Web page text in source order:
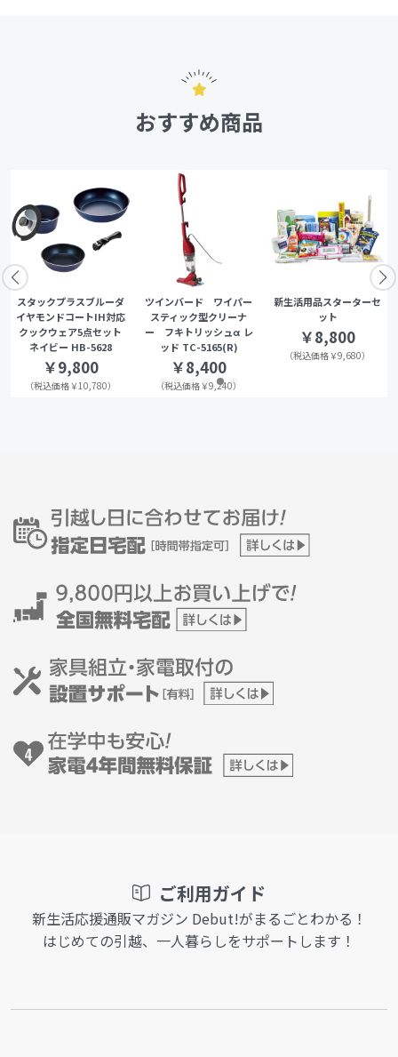
おすすめ商品
スタックプラスブルーダ
イヤモンドコートIH対応
クックウェア5点セット
ネイビー HB-5628
￥9,800
（税込価格￥10,780）
ツインバード ワイパー
スティック型クリーナ
ー フキトリッシュα レ
ッド TC-5165(R)
￥8,400
（税込価格￥9,240）
新生活用品スターターセ
ット
￥8,800
（税込価格￥9,680）
ご利用ガイド
新生活応援通販マガジン Debut!がまるごとわかる！
はじめての引越、一人暮らしをサポートします！